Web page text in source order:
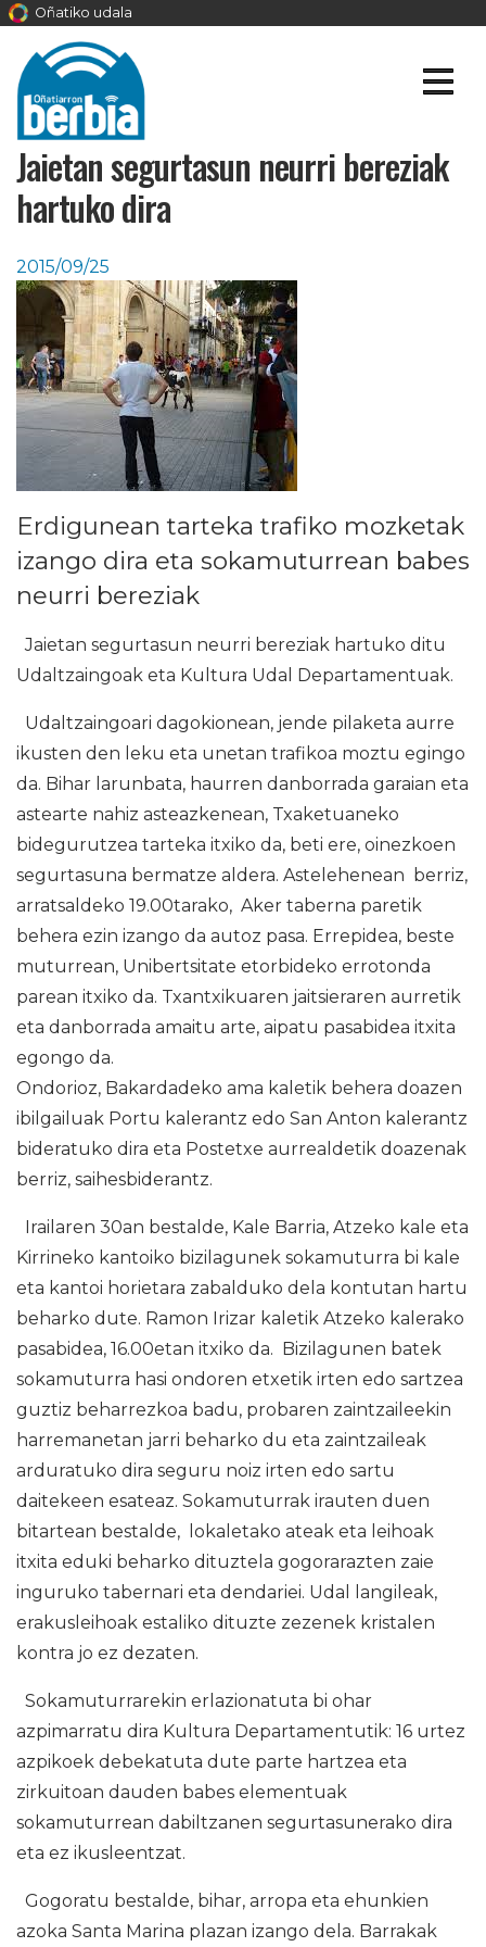
Oñatiko udala
Jaietan segurtasun neurri bereziak
hartuko dira
2015/09/25
Erdigunean tarteka trafiko mozketak
izango dira eta sokamuturrean babes
neurri bereziak
Jaietan segurtasun neurri bereziak hartuko ditu
Udaltzaingoak eta Kultura Udal Departamentuak.
Udaltzaingoari dagokionean, jende pilaketa aurre
ikusten den leku eta unetan trafikoa moztu egingo
da. Bihar larunbata, haurren danborrada garaian eta
astearte nahiz asteazkenean, Txaketuaneko
bidegurutzea tarteka itxiko da, beti ere, oinezkoen
segurtasuna bermatze aldera. Astelehenean berriz,
arratsaldeko 19.00tarako, Aker taberna paretik
behera ezin izango da autoz pasa. Errepidea, beste
muturrean, Unibertsitate etorbideko errotonda
parean itxiko da. Txantxikuaren jaitsieraren aurretik
eta danborrada amaitu arte, aipatu pasabidea itxita
egongo da.
Ondorioz, Bakardadeko ama kaletik behera doazen
ibilgailuak Portu kalerantz edo San Anton kalerantz
bideratuko dira eta Postetxe aurrealdetik doazenak
berriz, saihesbiderantz.
Irailaren 30an bestalde, Kale Barria, Atzeko kale eta
Kirrineko kantoiko bizilagunek sokamuturra bi kale
eta kantoi horietara zabalduko dela kontutan hartu
beharko dute. Ramon Irizar kaletik Atzeko kalerako
pasabidea, 16.00etan itxiko da. Bizilagunen batek
sokamuturra hasi ondoren etxetik irten edo sartzea
guztiz beharrezkoa badu, probaren zaintzaileekin
harremanetan jarri beharko du eta zaintzaileak
arduratuko dira seguru noiz irten edo sartu
daitekeen esateaz. Sokamuturrak irauten duen
bitartean bestalde, lokaletako ateak eta leihoak
itxita eduki beharko dituztela gogorarazten zaie
inguruko tabernari eta dendariei. Udal langileak,
erakusleihoak estaliko dituzte zezenek kristalen
kontra jo ez dezaten.
Sokamuturrarekin erlazionatuta bi ohar
azpimarratu dira Kultura Departamentutik: 16 urtez
azpikoek debekatuta dute parte hartzea eta
zirkuitoan dauden babes elementuak
sokamuturrean dabiltzanen segurtasunerako dira
eta ez ikusleentzat.
Gogoratu bestalde, bihar, arropa eta ehunkien
azoka Santa Marina plazan izango dela. Barrakak